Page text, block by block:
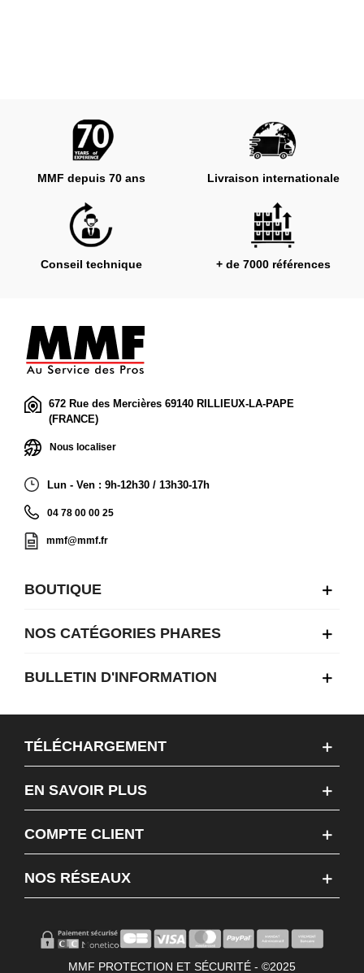
MMF depuis 70 ans Livraison internationale
Conseil technique + de 7000 références
672 Rue des Mercières 69140 RILLIEUX-LA-PAPE
(FRANCE)
Nous localiser
Lun - Ven : 9h-12h30 / 13h30-17h
04 78 00 00 25
mmf@mmf.fr
BOUTIQUE
NOS CATÉGORIES PHARES
BULLETIN D'INFORMATION
TÉLÉCHARGEMENT
EN SAVOIR PLUS
COMPTE CLIENT
NOS RÉSEAUX
MMF PROTECTION ET SÉCURITÉ - ©2025